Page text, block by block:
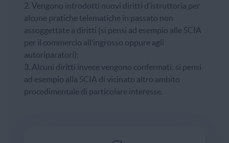
2. Vengono introdotti nuovi diritti d’istruttoria per
alcune pratiche telematiche in passato non
assoggettate a diritti (si pensi ad esempio alle SCIA
per il commercio all’ingrosso oppure agli
autoriparatori);
3. Alcuni diritti invece vengono confermati: si pensi
ad esempio alla SCIA di vicinato altro ambito
procedimentale di particolare interesse.